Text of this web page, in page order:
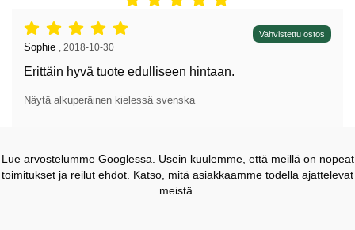
Arvostelu: 5 tähdet / 5, Vahvistettu ostos
Arvostelun kirjoittaja:
Sophie 2018-10-30
Erittäin hyvä tuote edulliseen hintaan.
Näytä alkuperäinen kielessä svenska
Lue arvostelumme Googlessa. Usein kuulemme, että meillä on nopeat
toimitukset ja reilut ehdot. Katso, mitä asiakkaamme todella ajattelevat
meistä.